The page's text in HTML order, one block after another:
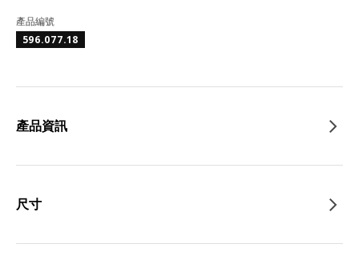
產品編號
596.077.18
產品資訊
尺寸